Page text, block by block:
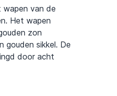
van de
Het wapen
zon
gouden sikkel. De
door acht